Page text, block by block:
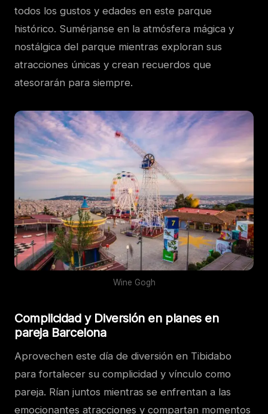
todos los gustos y edades en este parque
histórico. Sumérjanse en la atmósfera mágica y
nostálgica del parque mientras exploran sus
atracciones únicas y crean recuerdos que
atesorarán para siempre.
Wine Gogh
Complicidad y Diversión en planes en
pareja Barcelona
Aprovechen este día de diversión en Tibidabo
para fortalecer su complicidad y vínculo como
pareja. Rían juntos mientras se enfrentan a las
emocionantes atracciones y compartan momentos